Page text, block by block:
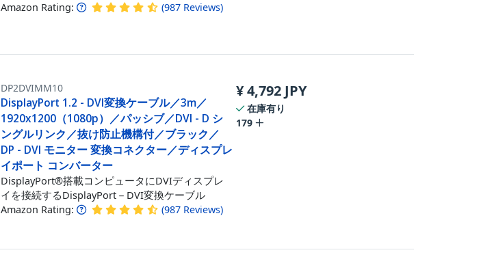
Amazon Rating: (987 Reviews)
DP2DVIMM10
DisplayPort 1.2 - DVI変換ケーブル／3m／
1920x1200（1080p）／パッシブ／DVI - D シ
ングルリンク／抜け防止機構付／ブラック／
DP - DVI モニター 変換コネクター／ディスプレ
イポート コンバーター
DisplayPort®搭載コンピュータにDVIディスプレ
イを接続するDisplayPort－DVI変換ケーブル
Amazon Rating: (987 Reviews)
¥4,792 JPY
在庫有り
179